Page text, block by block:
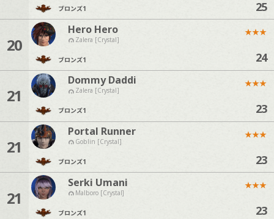
ブロンズ1 25
20
Hero Hero
Zalera [Crystal]
ブロンズ1
★★★
24
21
Dommy Daddi
Zalera [Crystal]
ブロンズ1
★★★
23
21
Portal Runner
Goblin [Crystal]
ブロンズ1
★★★
23
21
Serki Umani
Malboro [Crystal]
ブロンズ1
★★★
23